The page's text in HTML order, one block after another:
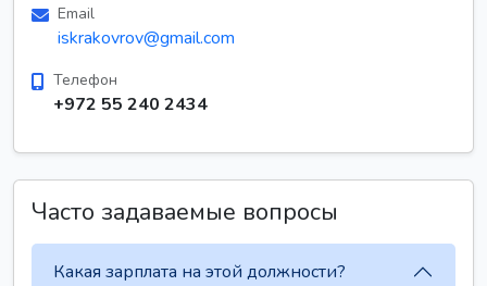
Email
iskrakovrov@gmail.com
Телефон
+972 55 240 2434
Часто задаваемые вопросы
Какая зарплата на этой должности?